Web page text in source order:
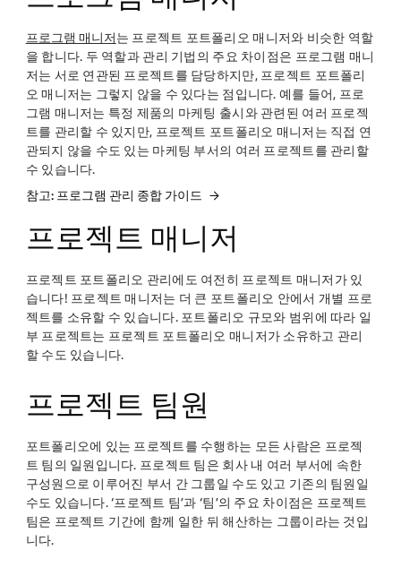
프로그램 매니저는 프로젝트 포트폴리오 매니저와 비슷한 역할
을 합니다. 두 역할과 관리 기법의 주요 차이점은 프로그램 매니
저는 서로 연관된 프로젝트를 담당하지만, 프로젝트 포트폴리
오 매니저는 그렇지 않을 수 있다는 점입니다. 예를 들어, 프로
그램 매니저는 특정 제품의 마케팅 출시와 관련된 여러 프로젝
트를 관리할 수 있지만, 프로젝트 포트폴리오 매니저는 직접 연
관되지 않을 수도 있는 마케팅 부서의 여러 프로젝트를 관리할
수 있습니다.
참고: 프로그램 관리 종합 가이드
프로젝트 매니저
프로젝트 포트폴리오 관리에도 여전히 프로젝트 매니저가 있
습니다! 프로젝트 매니저는 더 큰 포트폴리오 안에서 개별 프로
젝트를 소유할 수 있습니다. 포트폴리오 규모와 범위에 따라 일
부 프로젝트는 프로젝트 포트폴리오 매니저가 소유하고 관리
할 수도 있습니다.
프로젝트 팀원
포트폴리오에 있는 프로젝트를 수행하는 모든 사람은 프로젝
트 팀의 일원입니다. 프로젝트 팀은 회사 내 여러​ 부서에 속한
구성원으로 이루어진 부서 간 그룹일 수도 있고 기존의 팀원일
수도 있습니다. ‘프로젝트 팀’과 ‘팀’의 주요 차이점은 프로젝트
팀은 프로젝트 기간에 함께 일한 뒤 해산하는 그룹이라는 것입
니다.